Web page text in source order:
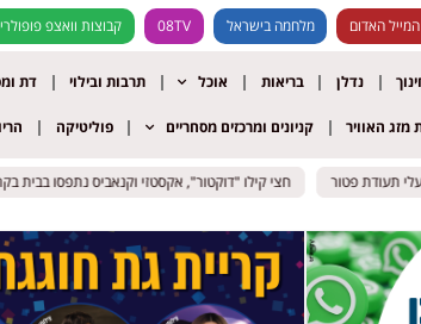
המייל האדום מלחמה בישראל 08TV קבוצות וואצפ
נדלן בריאות אוכל תרבות ובילוי דת
מזג האוויר קניונים ומרכזים מסחריים פוליטיקה
פטור חצי קילו "דוקטור", אקסטזי וקנאביס נתפסו בבית פטור חצי קילו "דוקטור", אקסטזי וקנאביס נתפסו בבית